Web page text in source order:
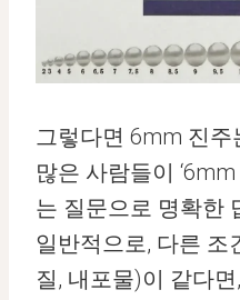
그렇다면 6mm 진주
많은 사람들이
는 질문으로 명확한
일반적으로, 다른 조
질, 내포물)이 같다